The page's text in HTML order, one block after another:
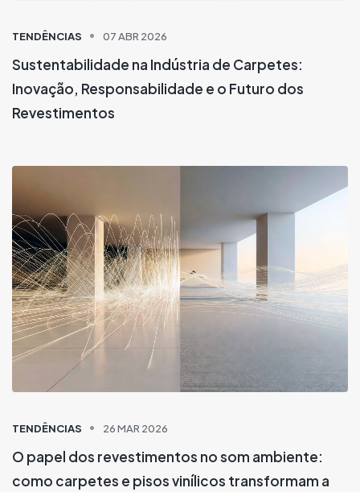
TENDÊNCIAS 07 ABR 2026
Sustentabilidade na Indústria de Carpetes:
Inovação, Responsabilidade e o Futuro dos
Revestimentos
TENDÊNCIAS 26 MAR 2026
O papel dos revestimentos no som ambiente:
como carpetes e pisos vinílicos transformam a